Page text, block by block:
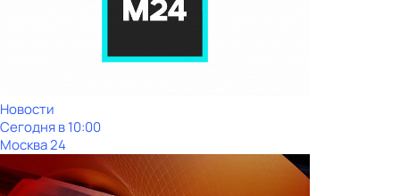
Новости
Сегодня в 10:00
Москва 24